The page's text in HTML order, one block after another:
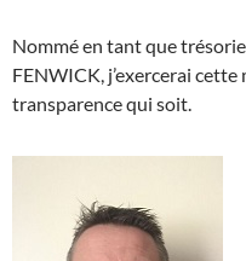
Nommé en tant que
FENWICK, j’exercerai
transparence qui soit.